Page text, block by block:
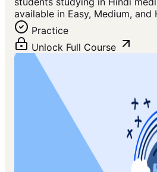
available in Easy, Medium,
Practice
Unlock Full Course